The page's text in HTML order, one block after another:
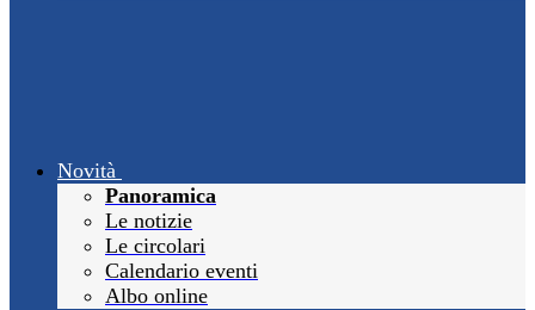
Novità
Panoramica
Le notizie
Le circolari
Calendario eventi
Albo online